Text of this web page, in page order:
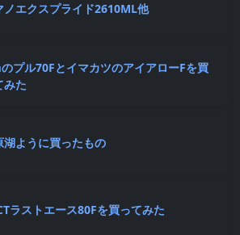
ノエクスプライド2610ML他
プル70FとイマカツのアイアローFを買
みた
湖ように買ったもの
ラストエース80Fを買ってみた